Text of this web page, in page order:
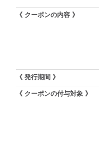
《 クーポンの内容 》
《 発行期間 》
《 クーポンの付与対象 》